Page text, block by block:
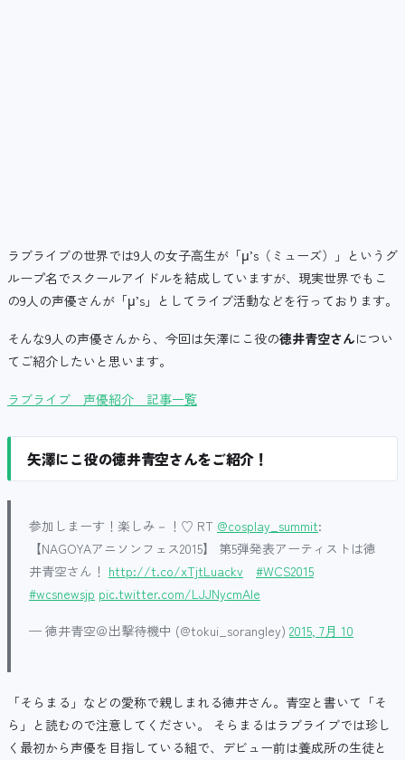
ラブライブの世界では9人の女子高生が「μ’s（ミューズ）」というグ
ループ名でスクールアイドルを結成していますが、現実世界でもこ
の9人の声優さんが「μ’s」としてライブ活動などを行っております。
そんな9人の声優さんから、今回は矢澤にこ役の徳井青空さんについ
てご紹介したいと思います。
ラブライブ 声優紹介 記事一覧
矢澤にこ役の徳井青空さんをご紹介！
参加しまーす！楽しみ－！♡ RT @cosplay_summit:
【NAGOYAアニソンフェス2015】 第5弾発表アーティストは徳
井青空さん！ http://t.co/xTjtLuackv
#WCS2015
#wcsnewsjp pic.twitter.com/LJJNycmAIe
— 徳井青空＠出撃待機中 (@tokui_sorangley) 2015, 7月 10
「そらまる」などの愛称で親しまれる徳井さん。青空と書いて「そ
ら」と読むので注意してください。 そらまるはラブライブでは珍し
く最初から声優を目指している組で、デビュー前は養成所の生徒と